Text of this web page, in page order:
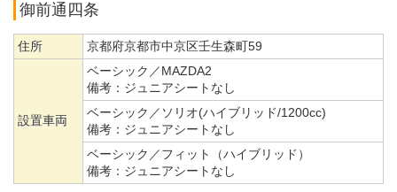
御前通四条
住所 京都府京都市中京区壬生森町59
設置車両
ベーシック／MAZDA2
備考： ジュニアシートなし
ベーシック／ソリオ(ハイブリッド/1200cc)
備考： ジュニアシートなし
ベーシック／フィット（ハイブリッド）
備考： ジュニアシートなし